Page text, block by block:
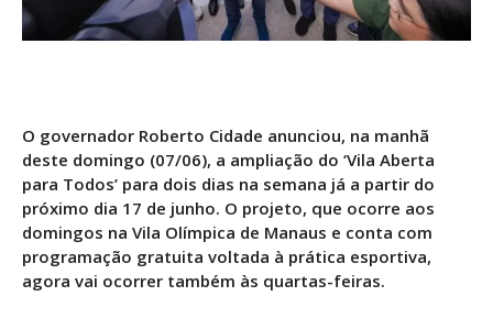
O governador Roberto Cidade anunciou, na manhã
deste domingo (07/06), a ampliação do ‘Vila Aberta
para Todos’ para dois dias na semana já a partir do
próximo dia 17 de junho. O projeto, que ocorre aos
domingos na Vila Olímpica de Manaus e conta com
programação gratuita voltada à prática esportiva,
agora vai ocorrer também às quartas-feiras.